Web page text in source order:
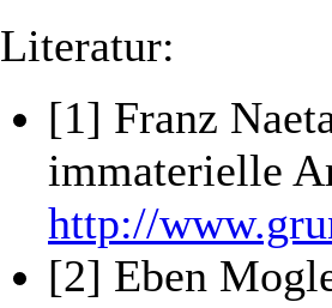
Literatur:
[1] Franz
immaterielle
http://
[2] Eben